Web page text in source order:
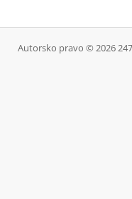
Autorsko pravo © 2026